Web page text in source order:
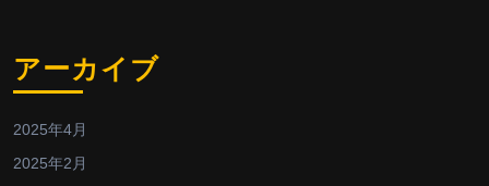
アーカイブ
2025年4月
2025年2月